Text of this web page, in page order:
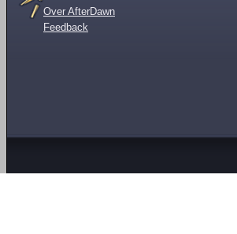
Over AfterDawn
Feedback